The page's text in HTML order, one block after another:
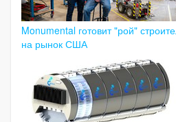
Monumental готовит "рой"
на рынок США